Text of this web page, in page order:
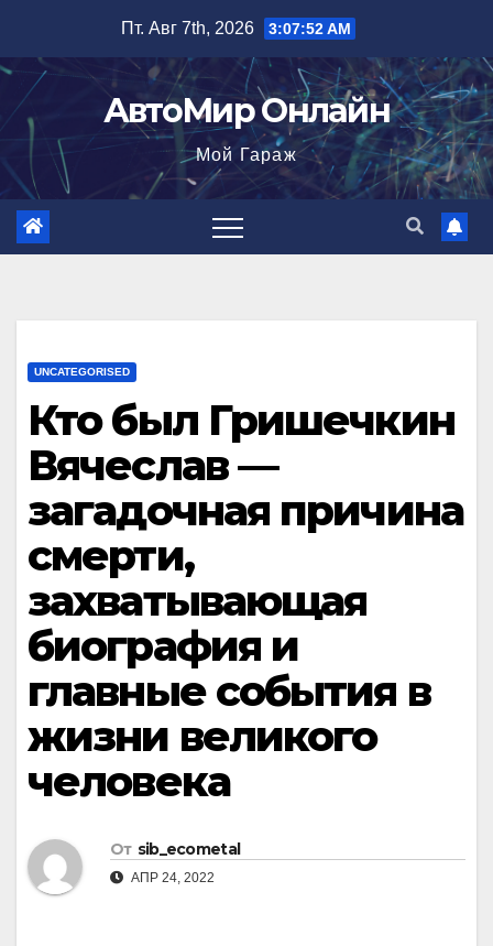
содержимому
Пт. Авг 7th, 2026 3:07:53 AM
АвтоМир Онлайн
Мой Гараж
UNCATEGORISED
Кто был Гришечкин
Вячеслав —
загадочная причина
смерти,
захватывающая
биография и
главные события в
жизни великого
человека
От sib_ecometal
АПР 24, 2022